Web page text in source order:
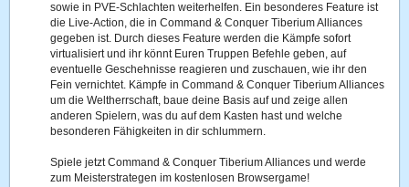
sowie in PVE-Schlachten weiterhelfen. Ein besonderes Feature ist
die Live-Action, die in Command & Conquer Tiberium Alliances
gegeben ist. Durch dieses Feature werden die Kämpfe sofort
virtualisiert und ihr könnt Euren Truppen Befehle geben, auf
eventuelle Geschehnisse reagieren und zuschauen, wie ihr den
Fein vernichtet. Kämpfe in Command & Conquer Tiberium Alliances
um die Weltherrschaft, baue deine Basis auf und zeige allen
anderen Spielern, was du auf dem Kasten hast und welche
besonderen Fähigkeiten in dir schlummern.
Spiele jetzt Command & Conquer Tiberium Alliances und werde
zum Meisterstrategen im kostenlosen Browsergame!